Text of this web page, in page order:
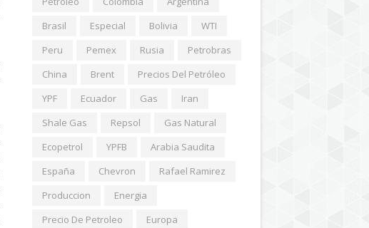
Brasil
Especial Bolivia
WTI
Peru
Pemex Rusia
Petrobras
China
Brent
Precios Del Petróleo
YPF
Ecuador Gas
Iran
Shale Gas
Repsol
Gas Natural
Ecopetrol
YPFB
Arabia Saudita
España
Chevron
Rafael Ramirez
Produccion
Energia
Precio De Petroleo
Europa